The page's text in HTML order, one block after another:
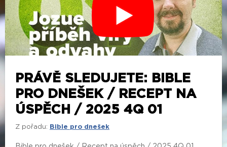
PRÁVĚ SLEDUJETE: BIBLE
PRO DNEŠEK / RECEPT NA
ÚSPĚCH / 2025 4Q 01
Z pořadu: Bible pro dnešek